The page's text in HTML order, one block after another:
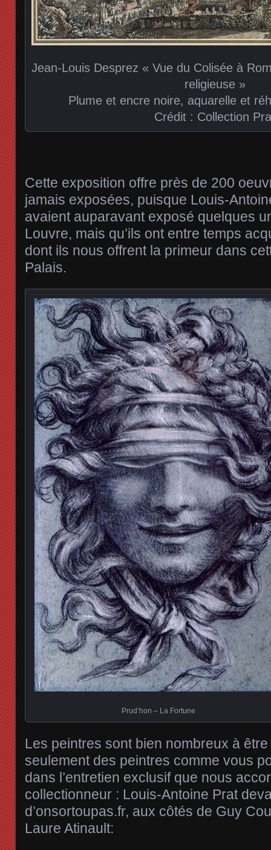
Jean-Louis Desprez « Vue du Colisée à
religieuse »
Plume et encre noire, aquarelle et
Crédit : Collection
Cette exposition offre près de 200
jamais exposées, puisque Louis-
avaient auparavant exposé quelques
Louvre, mais qu’ils ont entre temps
dont ils nous offrent la primeur dans
Palais.
Prud’hon – La Fortune
Les peintres sont bien nombreux à
seulement des peintres comme vous
dans l’entretien exclusif que nous
collectionneur : Louis-Antoine Prat
d’onsortoupas.fr, aux côtés de Guy
Laure Atinault: